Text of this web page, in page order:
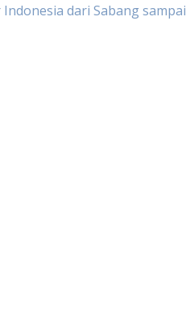
dari Sabang sampai